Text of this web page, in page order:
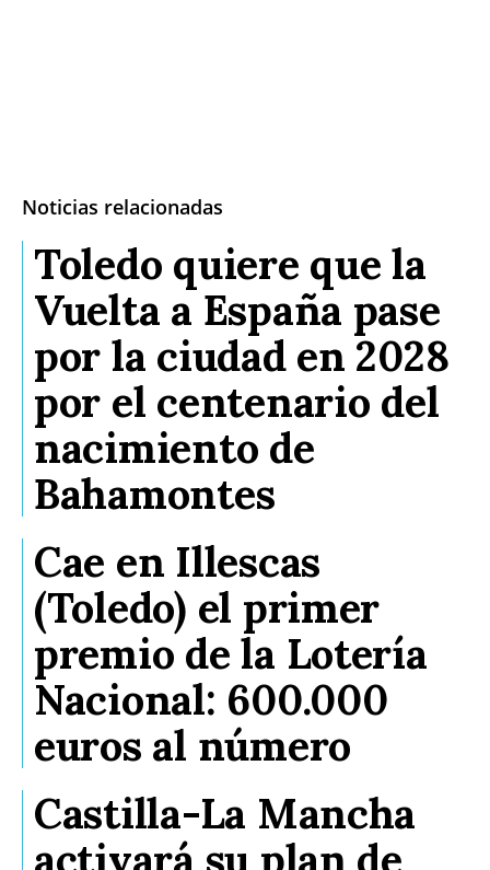
Noticias relacionadas
Toledo quiere que la
Vuelta a España pase
por la ciudad en 2028
por el centenario del
nacimiento de
Bahamontes
Cae en Illescas
(Toledo) el primer
premio de la Lotería
Nacional: 600.000
euros al número
Castilla-La Mancha
activará su plan de